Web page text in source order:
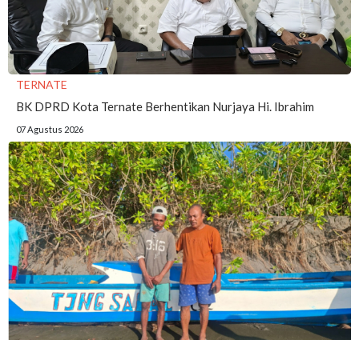
TERNATE
BK DPRD Kota Ternate Berhentikan Nurjaya Hi. Ibrahim
07 Agustus 2026